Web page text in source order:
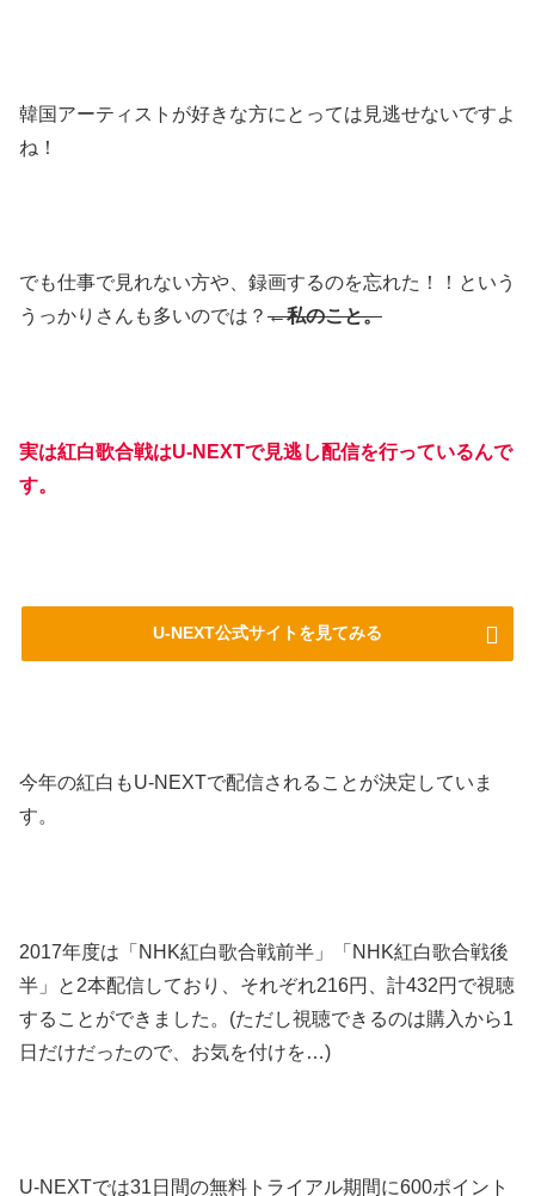
韓国アーティストが好きな方にとっては見逃せないですよ
ね！
でも仕事で見れない方や、録画するのを忘れた！！という
うっかりさんも多いのでは？ ←私のこと。
実は紅白歌合戦はU-NEXTで見逃し配信を行っているんで
す。
U-NEXT公式サイトを見てみる
今年の紅白もU-NEXTで配信されることが決定していま
す。
2017年度は「NHK紅白歌合戦前半」「NHK紅白歌合戦後
半」と2本配信しており、それぞれ216円、計432円で視聴
することができました。(ただし視聴できるのは購入から1
日だけだったので、お気を付けを…)
U-NEXTでは31日間の無料トライアル期間に600ポイント